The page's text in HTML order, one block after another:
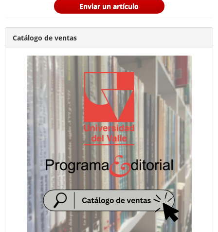
Enviar un artículo
Catálogo de ventas